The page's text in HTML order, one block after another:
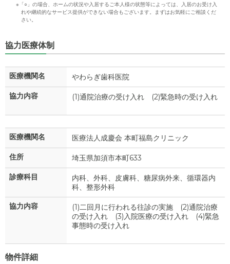
※「○」の場合、ホームの状況や入居するご本人様の状態等によっては、入居のお受け入
れや継続的なサービス提供ができない場合もございます。まずはお気軽にご相談くだ
さい。
協力医療体制
医療機関名 やわらぎ歯科医院
協力内容 (1)通院治療の受け入れ (2)緊急時の受け入れ
医療機関名 医療法人成慶会 本町福島クリニック
住所 埼玉県加須市本町633
診療科目
内科、外科、皮膚科、糖尿病外来、循環器内
科、整形外科
協力内容
(1)二回月に行われる往診の実施 (2)通院治療
の受け入れ (3)入院医療の受け入れ (4)緊急
事態時の受け入れ
物件詳細